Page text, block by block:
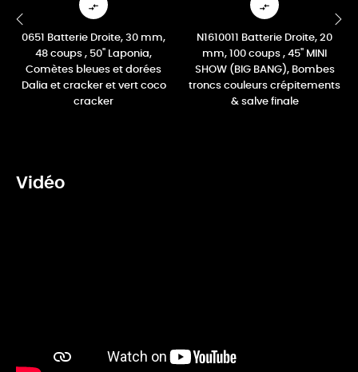

0651 Batterie Droite, 30 mm,
48 coups , 50" Laponia,
Comètes bleues et dorées
Dalia et cracker et vert coco
cracker

N1610011 Batterie Droite, 20
mm, 100 coups , 45" MINI
SHOW (BIG BANG), Bombes
troncs couleurs crépitements
& salve finale
Vidéo